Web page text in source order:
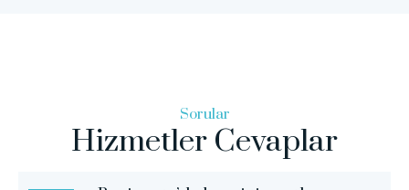
Sorular
Hizmetler Cevaplar